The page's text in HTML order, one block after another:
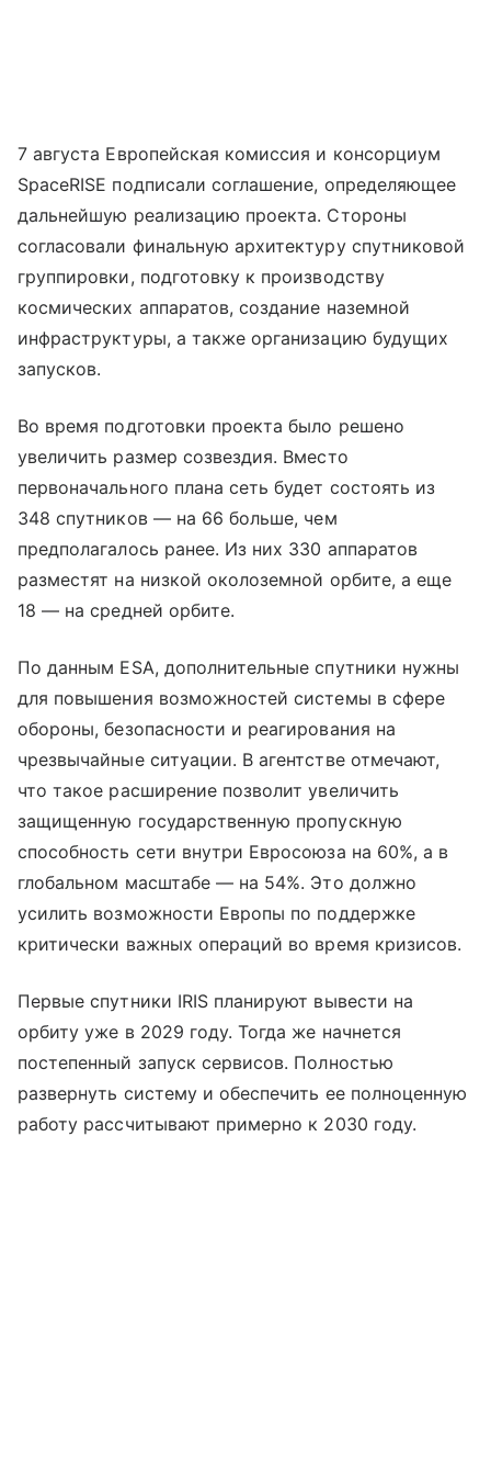
7 августа Европейская комиссия и консорциум
SpaceRISE подписали соглашение, определяющее
дальнейшую реализацию проекта. Стороны
согласовали финальную архитектуру спутниковой
группировки, подготовку к производству
космических аппаратов, создание наземной
инфраструктуры, а также организацию будущих
запусков.
Во время подготовки проекта было решено
увеличить размер созвездия. Вместо
первоначального плана сеть будет состоять из
348 спутников — на 66 больше, чем
предполагалось ранее. Из них 330 аппаратов
разместят на низкой околоземной орбите, а еще
18 — на средней орбите.
По данным ESA, дополнительные спутники нужны
для повышения возможностей системы в сфере
обороны, безопасности и реагирования на
чрезвычайные ситуации. В агентстве отмечают,
что такое расширение позволит увеличить
защищенную государственную пропускную
способность сети внутри Евросоюза на 60%, а в
глобальном масштабе — на 54%. Это должно
усилить возможности Европы по поддержке
критически важных операций во время кризисов.
Первые спутники IRIS планируют вывести на
орбиту уже в 2029 году. Тогда же начнется
постепенный запуск сервисов. Полностью
развернуть систему и обеспечить ее полноценную
работу рассчитывают примерно к 2030 году.